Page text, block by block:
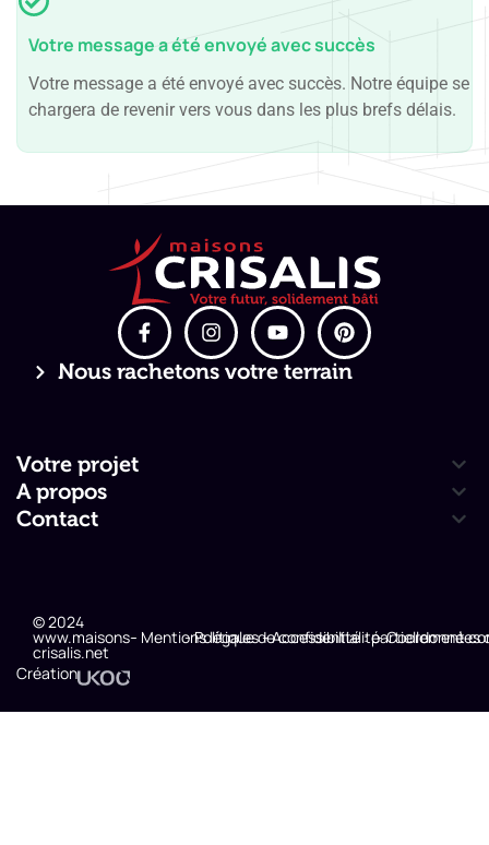
Votre message a été envoyé avec succès
Votre message a été envoyé avec succès. Notre équipe se
chargera de revenir vers vous dans les plus brefs délais.
Nous rachetons votre terrain
Votre projet
A propos
Contact
© 2024
www.maisons-
crisalis.net
- Mentions légales
- Politique de confidentialité
- Accessibilité : partiellement
- Coordonnées
Création